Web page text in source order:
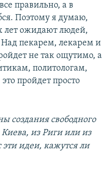
правильно, а в
Поэтому я думаю,
лет ожидают людей,
Над пекарем, лекарем и
не так ощутимо, а
политологам,
пройдет просто
создания свободного
из Риги или из
идеи, кажутся ли